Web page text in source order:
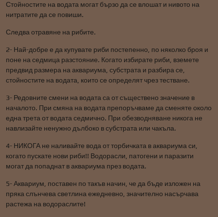
Стойностите на водата могат бързо да се влошат и нивото на
нитратите да се повиши.
Следва отравяне на рибите.
2- Най-добре е да купувате риби постепенно, по няколко броя и
поне на седмица разстояние. Когато избирате риби, вземете
предвид размера на аквариума, субстрата и разбира се,
стойностите на водата, които се определят чрез тестване.
3- Редовните смени на водата са от съществено значение в
началото. При смяна на водата препоръчваме да сменяте около
една трета от водата седмично. При обезводняване никога не
навлизайте ненужно дълбоко в субстрата или чакъла.
4- НИКОГА не наливайте вода от торбичката в аквариума си,
когато пускате нови риби!! Водорасли, патогени и паразити
могат да попаднат в аквариума през водата.
5- Аквариум, поставен по такъв начин, че да бъде изложен на
пряка слънчева светлина ежедневно, значително насърчава
растежа на водораслите!